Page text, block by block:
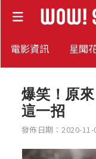
電影資訊 星聞
爆笑！原
這一招
發佈日期：2020-11-